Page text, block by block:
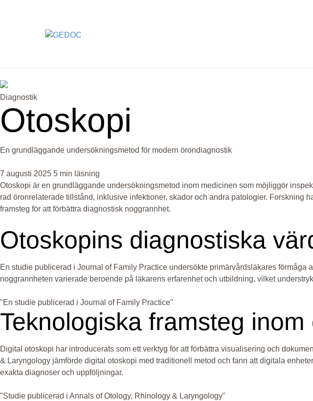
Diagnostik
Otoskopi
En grundläggande undersökningsmetod för modern örondiagnostik
7 augusti 2025 5 min läsning
Otoskopi är en grundläggande undersökningsmetod inom medicinen som möjliggör
rad öronrelaterade tillstånd, inklusive infektioner, skador och andra patologier. Forskning
framsteg för att förbättra diagnostisk noggrannhet.
Otoskopins diagnostiska
En studie publicerad i Journal of Family Practice undersökte primärvårdsläkares
noggrannheten varierade beroende på läkarens erfarenhet och utbildning, vilket
"En studie publicerad i Journal of Family Practice"
Teknologiska framsteg inom
Digital otoskopi har introducerats som ett verktyg för att förbättra visualisering och
& Laryngology jämförde digital otoskopi med traditionell metod och fann att digitala
exakta diagnoser och uppföljningar.
"Studie publicerad i Annals of Otology, Rhinology & Laryngology"